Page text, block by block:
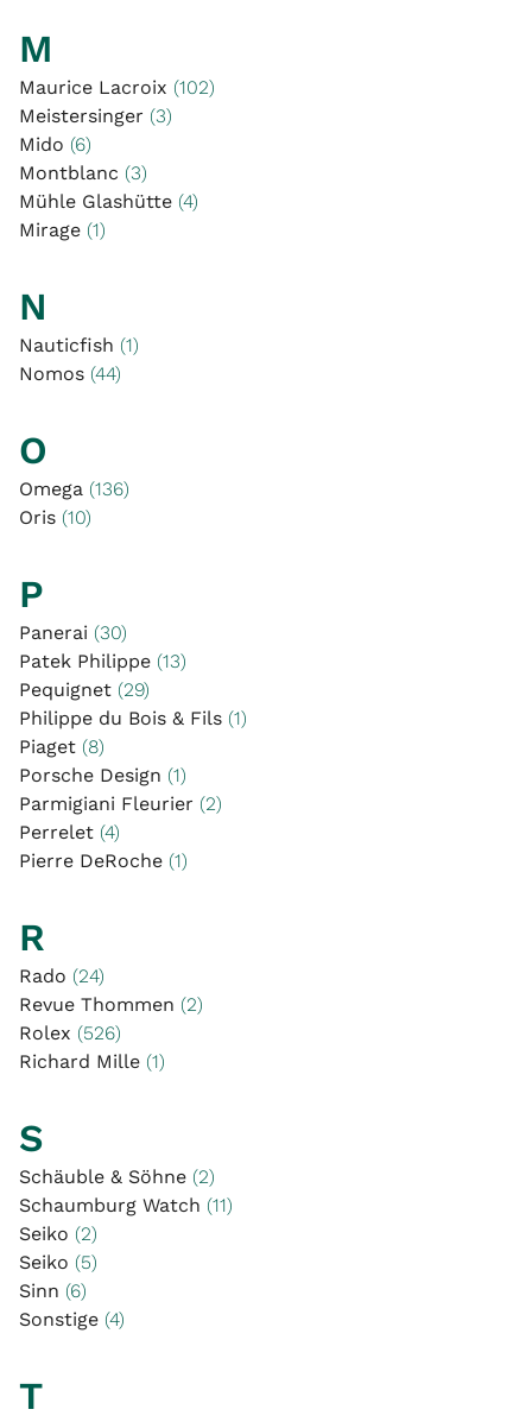
M
Maurice Lacroix (102)
Meistersinger (3)
Mido (6)
Montblanc (3)
Mühle Glashütte (4)
Mirage (1)
N
Nauticfish (1)
Nomos (44)
O
Omega (136)
Oris (10)
P
Panerai (30)
Patek Philippe (13)
Pequignet (29)
Philippe du Bois & Fils (1)
Piaget (8)
Porsche Design (1)
Parmigiani Fleurier (2)
Perrelet (4)
Pierre DeRoche (1)
R
Rado (24)
Revue Thommen (2)
Rolex (526)
Richard Mille (1)
S
Schäuble & Söhne (2)
Schaumburg Watch (11)
Seiko (2)
Seiko (5)
Sinn (6)
Sonstige (4)
T